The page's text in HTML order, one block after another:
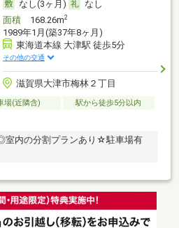
なし(3ヶ月)
なし
面積168.26m2
1989年1月(築37年8ヶ月)
東海道本線 大津駅 徒歩5分
その他の交通
滋賀県大津市梅林２丁目
場(近隣含)
駅から徒歩5分以内
室内の分割プランあり☆駐車場有